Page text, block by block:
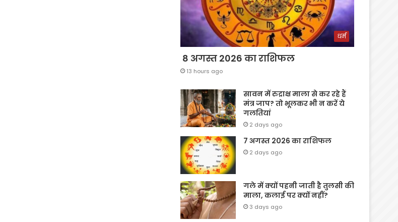
धर्म
8 अगस्त 2026 का राशिफल
13 hours ago
सावन में रुद्राक्ष माला से कर रहे हैं
मंत्र जाप? तो भूलकर भी न करें ये
गलतियां
2 days ago
7 अगस्त 2026 का राशिफल
2 days ago
गले में क्यों पहनी जाती है तुलसी की
माला, कलाई पर क्यों नहीं?
3 days ago